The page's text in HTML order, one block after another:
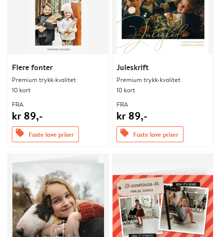
Flere fonter
Premium trykk-kvalitet
10 kort
FRA
kr 89,-
offers Faste lave priser
Juleskrift
Premium trykk-kvalitet
10 kort
FRA
kr 89,-
offers Faste lave priser